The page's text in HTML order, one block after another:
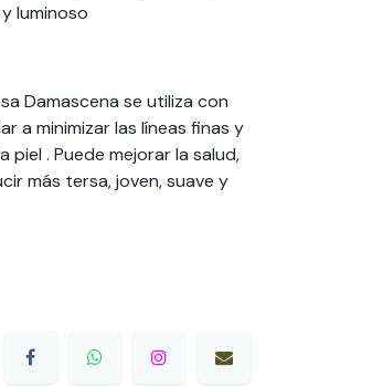
luminoso
Damascena se utiliza con
a minimizar las líneas finas y
. Puede mejorar la salud,
más tersa, joven, suave y